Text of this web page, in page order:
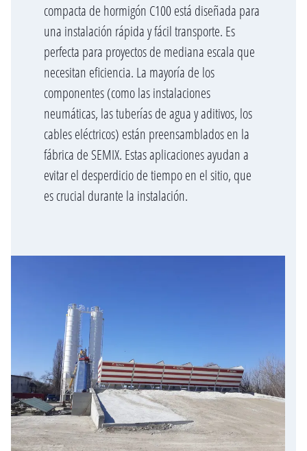
compacta de hormigón C100 está diseñada para
una instalación rápida y fácil transporte. Es
perfecta para proyectos de mediana escala que
necesitan eficiencia. La mayoría de los
componentes (como las instalaciones
neumáticas, las tuberías de agua y aditivos, los
cables eléctricos) están preensamblados en la
fábrica de SEMIX. Estas aplicaciones ayudan a
evitar el desperdicio de tiempo en el sitio, que
es crucial durante la instalación.